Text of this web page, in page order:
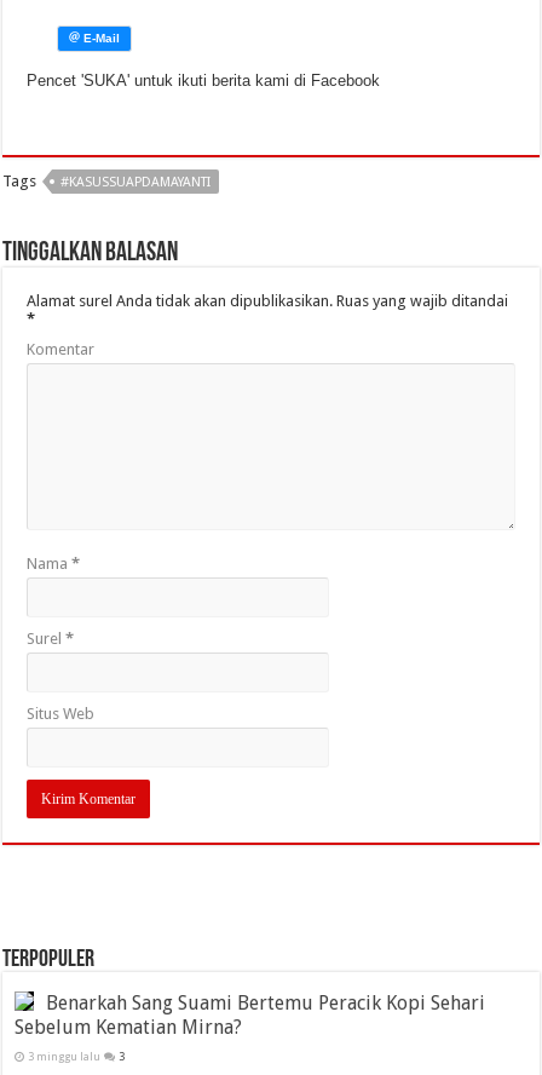
Pencet 'SUKA' untuk ikuti berita kami di Facebook
Tags #KASUSSUAPDAMAYANTI
Tinggalkan Balasan
Alamat surel Anda tidak akan dipublikasikan. Ruas yang wajib ditandai
*
Komentar
Nama*
Surel*
Situs Web
TERPOPULER
Benarkah Sang Suami Bertemu Peracik Kopi Sehari
Sebelum Kematian Mirna?
3 minggu lalu 3